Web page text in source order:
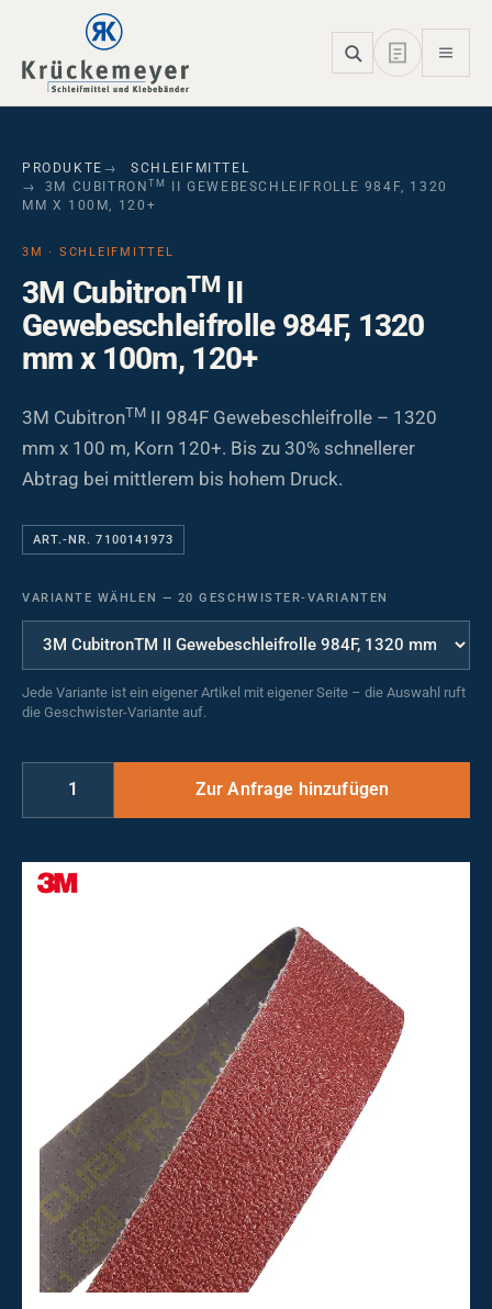
Skip to main navigation
Skip to main content
Skip to page footer
PRODUKTE
SCHLEIFMITTEL
3M CUBITRON TM
II GEWEBESCHLEIFROLLE 984F, 1320
MM X 100M, 120+
3M · SCHLEIFMITTEL
3M CubitronTMII
Gewebeschleifrolle 984F, 1320
mm x 100m, 120+
3M CubitronTM II 984F Gewebeschleifrolle – 1320
mm x 100 m, Korn 120+. Bis zu 30% schnellerer
Abtrag bei mittlerem bis hohem Druck.
ART.-NR. 7100141973
VARIANTE WÄHLEN — 20 GESCHWISTER-VARIANTEN
Jede Variante ist ein eigener Artikel mit eigener Seite – die Auswahl ruft
die Geschwister-Variante auf.